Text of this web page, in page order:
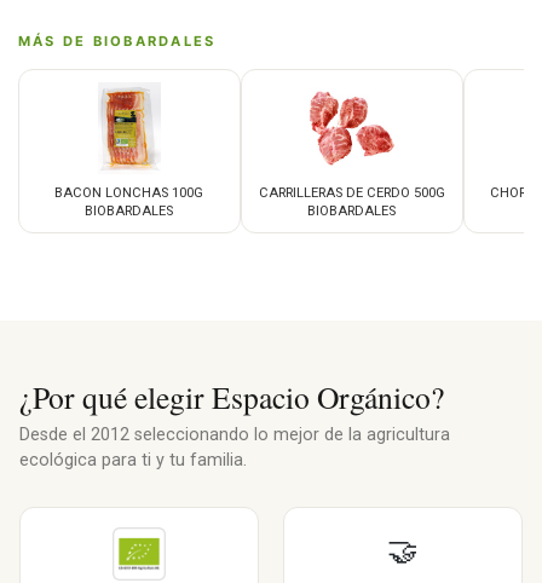
MÁS DE BIOBARDALES
BACON LONCHAS 100G
BIOBARDALES
CARRILLERAS DE CERDO 500G
BIOBARDALES
¿Por qué elegir Espacio Orgánico?
Desde el 2012 seleccionando lo mejor de la agricultura
ecológica para ti y tu familia.
🤝